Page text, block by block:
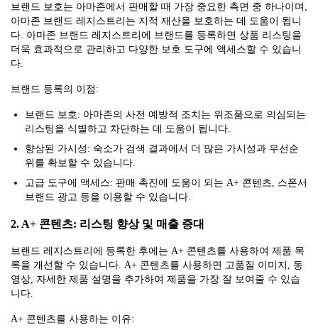
브랜드 보호는 아마존에서 판매할 때 가장 중요한 측면 중 하나이며,
아마존 브랜드 레지스트리는 지적 재산을 보호하는 데 도움이 됩니
다. 아마존 브랜드 레지스트리에 브랜드를 등록하면 상품 리스팅을
더욱 효과적으로 관리하고 다양한 보호 도구에 액세스할 수 있습니
다.
브랜드 등록의 이점:
브랜드 보호: 아마존의 사전 예방적 조치는 위조품으로 의심되는
리스팅을 식별하고 차단하는 데 도움이 됩니다.
향상된 가시성: 숙소가 검색 결과에서 더 많은 가시성과 우선순
위를 확보할 수 있습니다.
고급 도구에 액세스: 판매 촉진에 도움이 되는 A+ 콘텐츠, 스폰서
브랜드 광고 등을 이용할 수 있습니다.
2. A+ 콘텐츠: 리스팅 향상 및 매출 증대
브랜드 레지스트리에 등록한 후에는 A+ 콘텐츠를 사용하여 제품 목
록을 개선할 수 있습니다. A+ 콘텐츠를 사용하면 고품질 이미지, 동
영상, 자세한 제품 설명을 추가하여 제품을 가장 잘 보여줄 수 있습
니다.
A+ 콘텐츠를 사용하는 이유: